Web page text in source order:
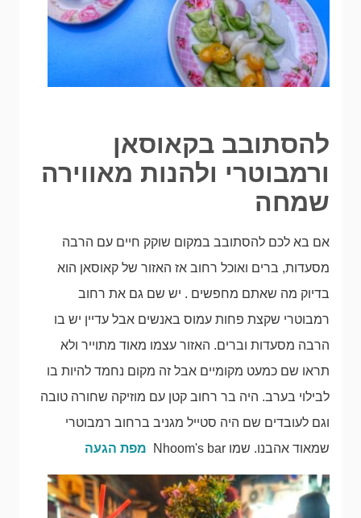
להסתובב בקאוסאן
ורמבוטרי ולהנות מאווירה
שמחה
אם בא לכם להסתובב במקום שוקק חיים עם הרבה
מסעדות, ברים ואוכל רחוב אז האזור של קאוסאן הוא
בדיוק מה שאתם מחפשים . יש שם גם את רחוב
רמבוטרי שקצת פחות עמוס באנשים אבל עדיין יש בו
הרבה מסעדות וברים. האזור עצמו מאוד מתוייר ולא
תראו שם כמעט מקומיים אבל זה מקום נחמד להיות בו
לבילוי בערב. היה בר רחוב קטן עם מוזיקה שחורה טובה
וגם לעובדים שם היה סטייל מגניב ברחוב רמבוטרי
שמאוד אהבנו. שמו Nhoom's bar
מפת הגעה